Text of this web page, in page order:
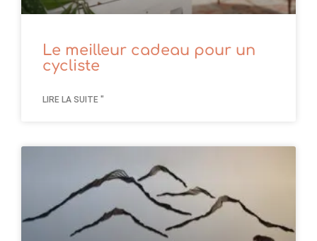
Le meilleur cadeau pour un
cycliste
LIRE LA SUITE "